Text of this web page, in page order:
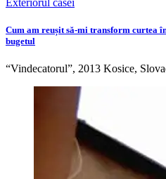
Cum am reușit să-mi transform curtea
bugetul
“Vindecatorul”, 2013 Kosice,